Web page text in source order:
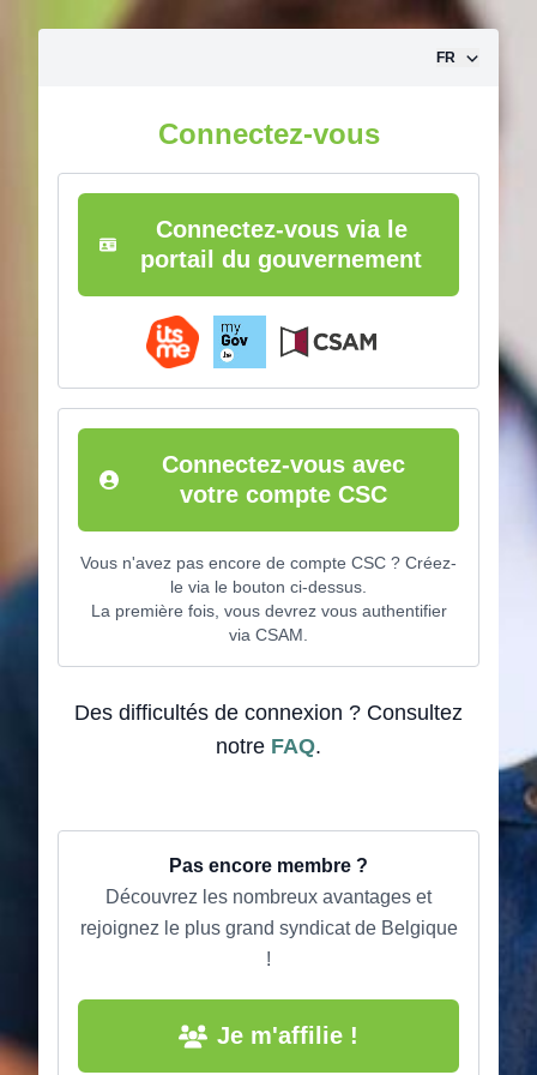
Aller vers le contenu
FR
Connectez-vous
Connectez-vous via le
portail du gouvernement
Connectez-vous avec
votre compte CSC
Vous n'avez pas encore de compte CSC ? Créez-
le via le bouton ci-dessus.
La première fois, vous devrez vous authentifier
via CSAM.
Des difficultés de connexion ? Consultez
notre FAQ.
Pas encore membre ?
Découvrez les nombreux avantages et
rejoignez le plus grand syndicat de Belgique
!
Je m'affilie !